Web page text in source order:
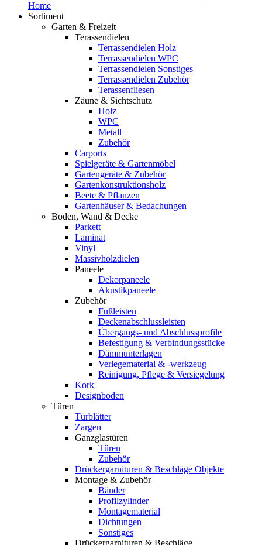
Home
Sortiment
Garten & Freizeit
Terassendielen
Terrassendielen Holz
Terrassendielen WPC
Terrassendielen Sonstiges
Terrassendielen Zubehör
Terassenfliesen
Zäune & Sichtschutz
Holz
WPC
Metall
Zubehör
Carports
Spielgeräte & Gartenmöbel
Gartengeräte & Zubehör
Gartenkonstruktionsholz
Beete & Pflanzen
Gartenhäuser & Bedachungen
Boden, Wand & Decke
Parkett
Laminat
Vinyl
Massivholzdielen
Paneele
Dekorpaneele
Akustikpaneele
Zubehör
Fußleisten
Deckenabschlussleisten
Übergangs- und Abschlussprofile
Befestigung & Verbindungsstücke
Dämmunterlagen
Verlegematerial & -werkzeug
Reinigung, Pflege & Versiegelung
Kork
Designboden
Türen
Türblätter
Zargen
Ganzglastüren
Türen
Zubehör
Drückergarnituren & Beschläge Objekte
Montage & Zubehör
Bänder
Profilzylinder
Montagematerial
Dichtungen
Sonstiges